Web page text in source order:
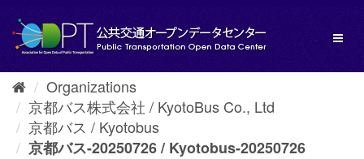
content
Organizations
京都バス株式会社 / KyotoBus Co., Ltd
京都バス / Kyotobus
京都バス-20250726 / Kyotobus-20250726